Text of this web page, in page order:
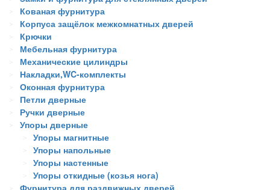
Кованая фурнитура
Корпуса защёлок межкомнатных дверей
Крючки
Мебельная фурнитура
Механические цилиндры
Накладки,WC-комплекты
Оконная фурнитура
Петли дверные
Ручки дверные
Упоры дверные
Упоры магнитные
Упоры напольные
Упоры настенные
Упоры откидные (козья нога)